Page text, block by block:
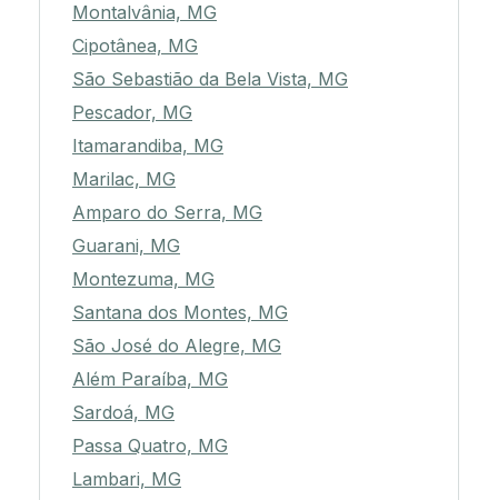
Montalvânia, MG
Cipotânea, MG
São Sebastião da Bela Vista, MG
Pescador, MG
Itamarandiba, MG
Marilac, MG
Amparo do Serra, MG
Guarani, MG
Montezuma, MG
Santana dos Montes, MG
São José do Alegre, MG
Além Paraíba, MG
Sardoá, MG
Passa Quatro, MG
Lambari, MG